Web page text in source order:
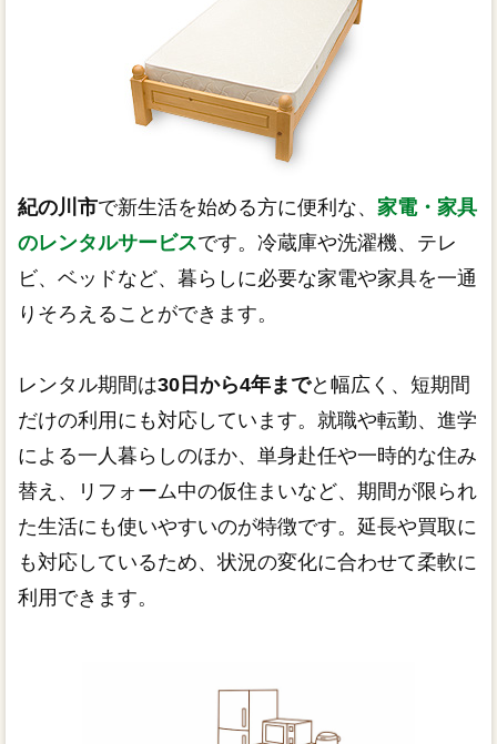
紀の川市で新生活を始める方に便利な、 家電・家具
のレンタルサービスです。冷蔵庫や洗濯機、テレ
ビ、ベッドなど、暮らしに必要な家電や家具を一通
りそろえることができます。
レンタル期間は30日から4年までと幅広く、短期間
だけの利用にも対応しています。就職や転勤、進学
による一人暮らしのほか、単身赴任や一時的な住み
替え、リフォーム中の仮住まいなど、期間が限られ
た生活にも使いやすいのが特徴です。延長や買取に
も対応しているため、状況の変化に合わせて柔軟に
利用できます。